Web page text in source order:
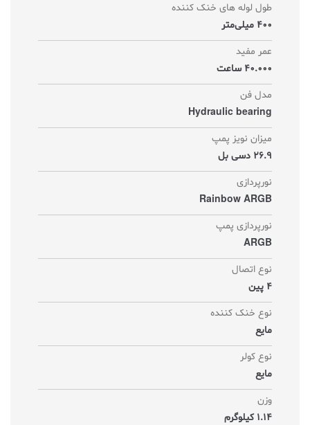
طول لوله های خنک کننده
400 میلی‌متر
عمر مفید
40.000 ساعت
مدل فن
Hydraulic bearing
میزان نویز پمپ
26.9 دسی بل
نورپردازی
Rainbow ARGB
نورپردازی پمپ
ARGB
نوع اتصال
4 پین
نوع خنک کننده
مایع
نوع کولر
مایع
وزن
1.14 کیلوگرم